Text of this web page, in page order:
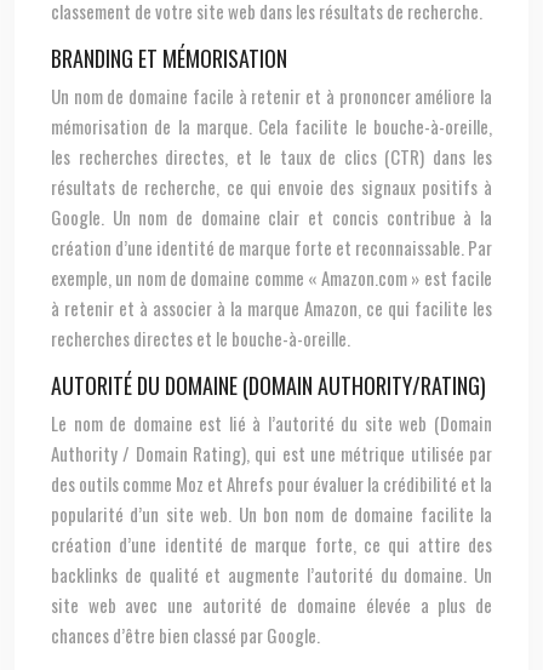
classement de votre site web dans les résultats de recherche.
BRANDING ET MÉMORISATION
Un nom de domaine facile à retenir et à prononcer améliore la
mémorisation de la marque. Cela facilite le bouche-à-oreille,
les recherches directes, et le taux de clics (CTR) dans les
résultats de recherche, ce qui envoie des signaux positifs à
Google. Un nom de domaine clair et concis contribue à la
création d’une identité de marque forte et reconnaissable. Par
exemple, un nom de domaine comme « Amazon.com » est facile
à retenir et à associer à la marque Amazon, ce qui facilite les
recherches directes et le bouche-à-oreille.
AUTORITÉ DU DOMAINE (DOMAIN AUTHORITY/RATING)
Le nom de domaine est lié à l’autorité du site web (Domain
Authority / Domain Rating), qui est une métrique utilisée par
des outils comme Moz et Ahrefs pour évaluer la crédibilité et la
popularité d’un site web. Un bon nom de domaine facilite la
création d’une identité de marque forte, ce qui attire des
backlinks de qualité et augmente l’autorité du domaine. Un
site web avec une autorité de domaine élevée a plus de
chances d’être bien classé par Google.